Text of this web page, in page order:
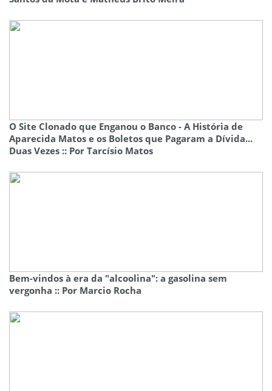
O Site Clonado que Enganou o Banco - A História de
Aparecida Matos e os Boletos que Pagaram a Dívida...
Duas Vezes :: Por Tarcísio Matos
Bem-vindos à era da "alcoolina": a gasolina sem
vergonha :: Por Marcio Rocha